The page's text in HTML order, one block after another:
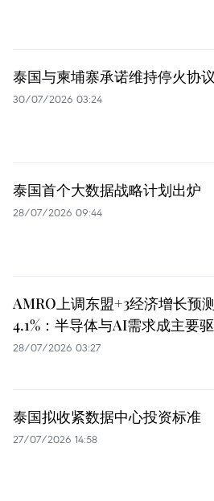
泰国与柬埔寨承诺维持停火协议
30/07/2026 03:24
泰国首个大数据战略计划出炉
28/07/2026 09:44
AMRO上调东盟+3经济增长预
4.1%：半导体与AI需求成主要
28/07/2026 03:27
泰国拟收紧数据中心投资标准
27/07/2026 14:58